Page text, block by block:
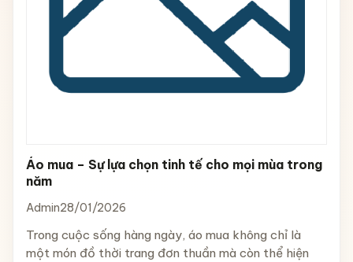
Áo mua – Sự lựa chọn tinh tế cho mọi mùa trong
năm
Admin28/01/2026
Trong cuộc sống hàng ngày, áo mua không chỉ là
một món đồ thời trang đơn thuần mà còn thể hiện